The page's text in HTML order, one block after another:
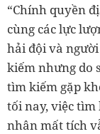
“Chính quyền
cùng các lực
hải đội và
kiếm nhưng do
tìm kiếm gặp
tối nay, việc tìm
nhân mất tích